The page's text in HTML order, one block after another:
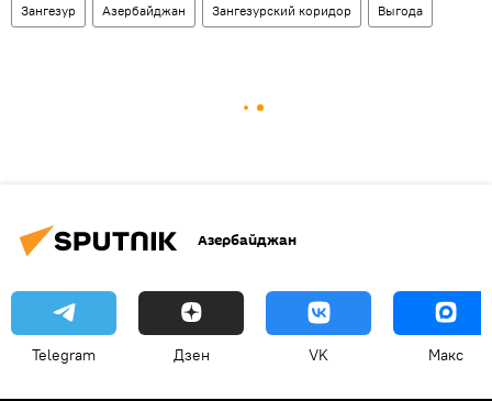
Зангезур Азербайджан Зангезурский коридор Выгода
Азербайджан
Telegram Дзен VK Макс